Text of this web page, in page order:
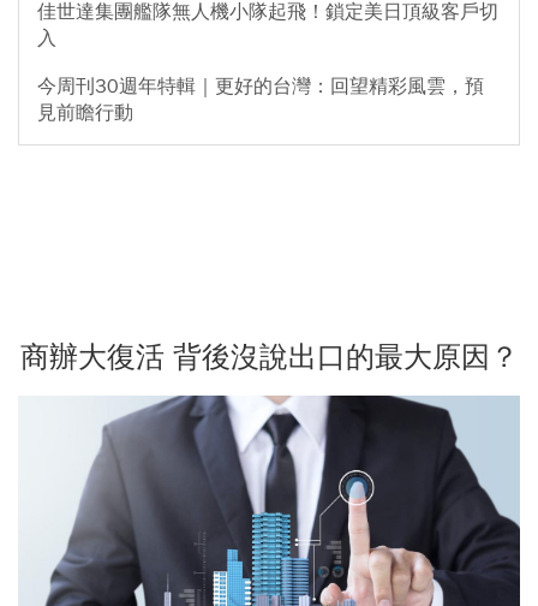
佳世達集團艦隊無人機小隊起飛！鎖定美日頂級客戶切
入
今周刊30週年特輯｜更好的台灣：回望精彩風雲，預
見前瞻行動
商辦大復活 背後沒說出口的最大原因？